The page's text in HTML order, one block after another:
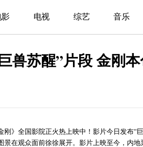
影 电视 综艺 音乐
兽苏醒”片段 金刚
刚》全国影院正火热上映中！影片今日发布“
在观众面前徐徐展开。影片上映至今，内地